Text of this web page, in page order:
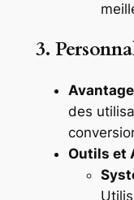
3.
des
Outils et